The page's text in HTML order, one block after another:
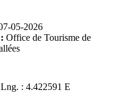
05-2026
Office de Tourisme de
: 4.422591 E